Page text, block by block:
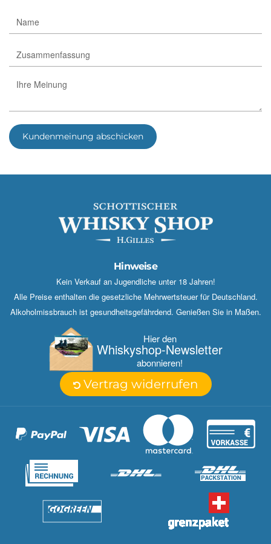
Kundenmeinung abschicken
Hinweise
Kein Verkauf an Jugendliche unter 18 Jahren!
Alle Preise enthalten die gesetzliche Mehrwertsteuer für Deutschland.
Alkoholmissbrauch ist gesundheitsgefährdend. Genießen Sie in Maßen.
Hier den
Whisky­shop-Newsletter
abonnieren!
Vertrag widerrufen